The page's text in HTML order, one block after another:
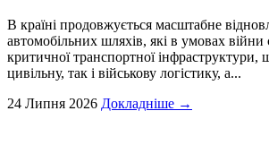
В країні продовжується масштабне
автомобільних шляхів, які в умовах
критичної транспортної інфраструктури,
цивільну, так і військову логістику, а...
24 Липня 2026 Докладніше →